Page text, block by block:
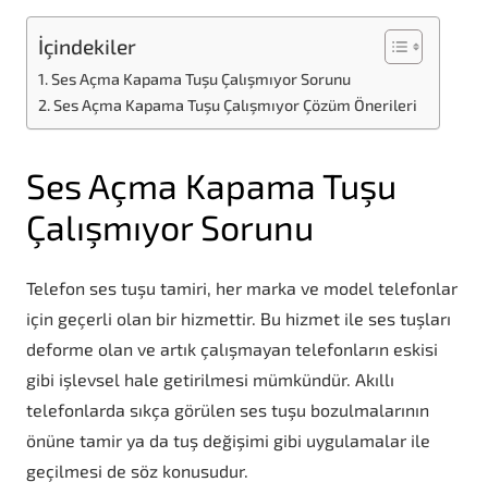
İçindekiler
Ses Açma Kapama Tuşu Çalışmıyor Sorunu
Ses Açma Kapama Tuşu Çalışmıyor Çözüm Önerileri
Ses Açma Kapama Tuşu
Çalışmıyor Sorunu
Telefon ses tuşu tamiri, her marka ve model telefonlar
için geçerli olan bir hizmettir. Bu hizmet ile ses tuşları
deforme olan ve artık çalışmayan telefonların eskisi
gibi işlevsel hale getirilmesi mümkündür. Akıllı
telefonlarda sıkça görülen ses tuşu bozulmalarının
önüne tamir ya da tuş değişimi gibi uygulamalar ile
geçilmesi de söz konusudur.